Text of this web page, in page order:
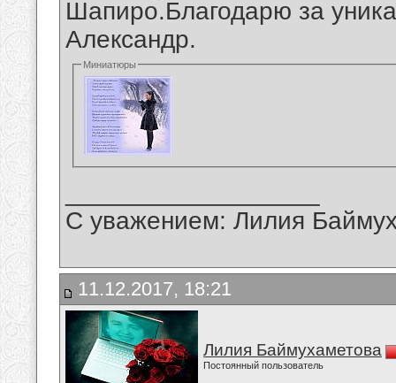
Шапиро.Благодарю за
Александр.
Миниатюры
С уважением: Лилия
11.12.2017, 18:21
Лилия Баймухаметова
Постоянный пользователь